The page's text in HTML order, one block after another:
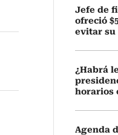
Jefe de
ofreció
evitar su
¿Habrá
horarios
Agenda